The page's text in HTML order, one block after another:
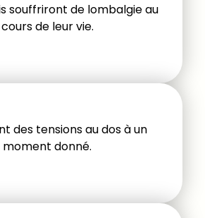
souffriront de lombalgie au
cours de leur vie.
des tensions au dos à un
moment donné.